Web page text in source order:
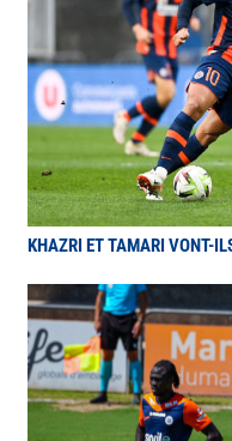
KHAZRI ET TAMARI VONT-